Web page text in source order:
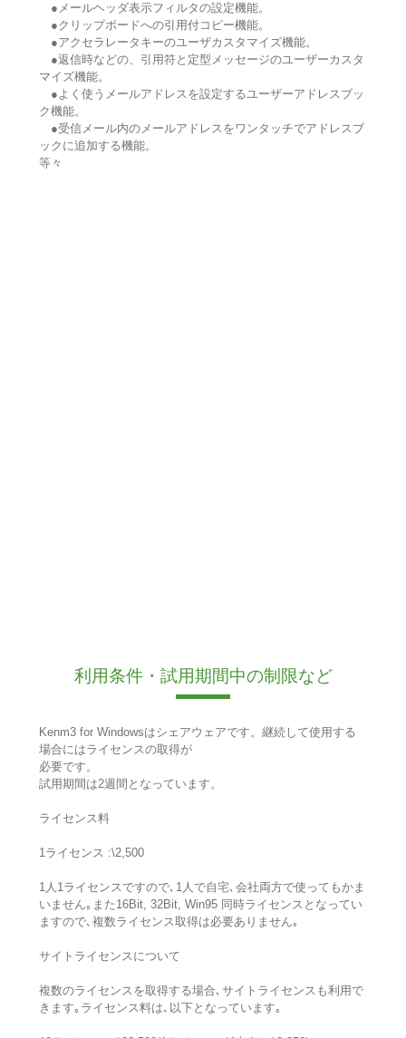
●メールヘッダ表示フィルタの設定機能。
●クリップボードへの引用付コピー機能。
●アクセラレータキーのユーザカスタマイズ機能。
●返信時などの、引用符と定型メッセージのユーザーカスタ
マイズ機能。
●よく使うメールアドレスを設定するユーザーアドレスブッ
ク機能。
●受信メール内のメールアドレスをワンタッチでアドレスブ
ックに追加する機能。
等々
利用条件・試用期間中の制限など
Kenm3 for Windowsはシェアウェアです。継続して使用する
場合にはライセンスの取得が
必要です。
試用期間は2週間となっています。
ライセンス料
1ライセンス :\2,500
1人1ライセンスですので､1人で自宅､会社両方で使ってもかま
いません｡また16Bit, 32Bit, Win95 同時ライセンスとなってい
ますので､複数ライセンス取得は必要ありません｡
サイトライセンスについて
複数のライセンスを取得する場合､サイトライセンスも利用で
きます｡ライセンス料は､以下となっています｡